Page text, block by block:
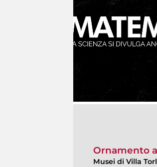
Ornamento
Musei di Villa